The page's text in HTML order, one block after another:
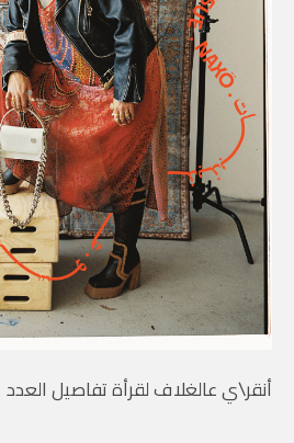
أنقر\ي عالغلاف لقرأة تفاصيل العدد